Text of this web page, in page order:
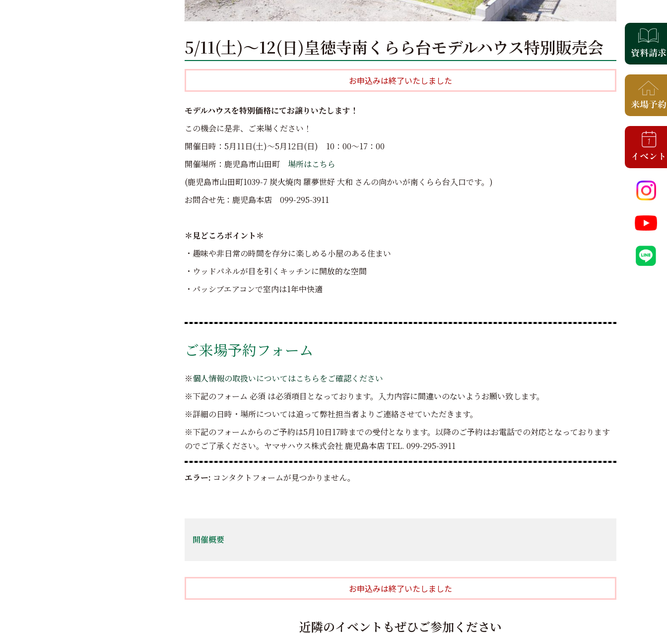
5/11(土)～12(日)皇徳寺南くらら台モデルハウス特別販売会
お申込みは終了いたしました
モデルハウスを特別価格にてお譲りいたします！
この機会に是非、ご来場ください！
開催日時：5月11日(土)～5月12日(日) 10：00～17：00
開催場所：鹿児島市山田町 場所はこちら
(鹿児島市山田町1039-7 炭火焼肉 羅夢世好 大和 さんの向かいが南くらら台入口です。)
お問合せ先：鹿児島本店 099-295-3911
＊見どころポイント＊
・趣味や非日常の時間を存分に楽しめる小屋のある住まい
・ウッドパネルが目を引くキッチンに開放的な空間
・パッシブエアコンで室内は1年中快適
ご来場予約フォーム
※個人情報の取扱いについてはこちらをご確認ください
※下記のフォーム 必須 は必須項目となっております。入力内容に間違いのないようお願い致します。
※詳細の日時・場所については追って弊社担当者よりご連絡させていただきます。
※下記のフォームからのご予約は5月10日17時までの受付となります。以降のご予約はお電話での対応となっております
のでご了承ください。ヤマサハウス株式会社 鹿児島本店 TEL. 099-295-3911
エラー: コンタクトフォームが見つかりません。
開催概要
お申込みは終了いたしました
近隣のイベントもぜひご参加ください